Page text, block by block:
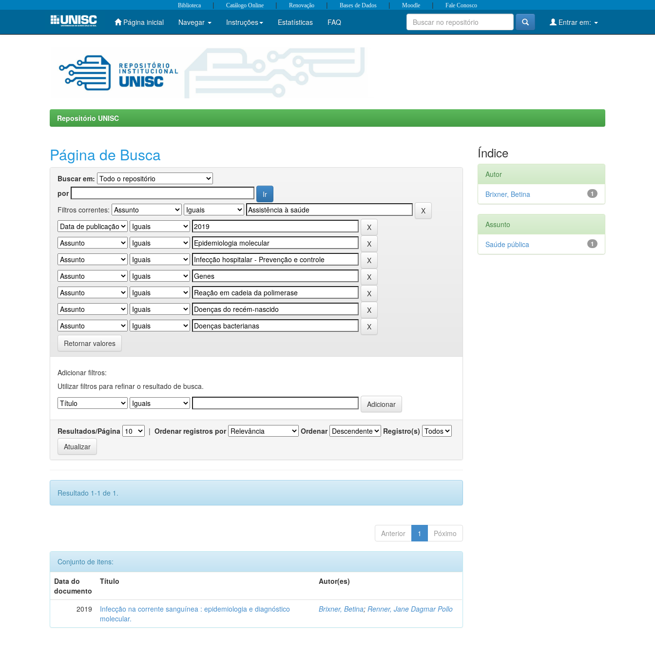
Skip
Biblioteca | Catálogo Online | Renovação | Bases de Dados | Moodle | Fale Conosco
Página inicial Navegar Instruções Estatísticas FAQ Entrar em:
Repositório UNISC
Página de Busca
Buscar em:
por
Filtros correntes:
Retornar valores
Adicionar filtros:
Utilizar filtros para refinar o resultado de busca.
Resultados/Página | Ordenar registros por Ordenar Registro(s)
Resultado 1-1 de 1.
Anterior 1 Póximo
Conjunto de itens:
Data do
documento
Título Autor(es)
2019
Infecção na corrente sanguínea : epidemiologia e diagnóstico
molecular.
Brixner, Betina;Renner, Jane Dagmar Pollo
Índice
Autor
1
Brixner, Betina
Assunto
1
Saúde pública